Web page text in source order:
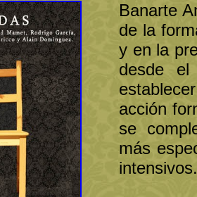
Banarte
de la
y en la
desde
acción
se
más
intensivos.